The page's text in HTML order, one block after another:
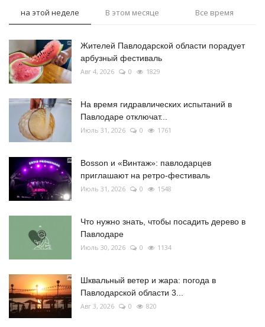
на этой неделе В этом месяце Все время
Жителей Павлодарской области порадует
арбузный фестиваль
Авг 4, 2026 0 1829
На время гидравлических испытаний в
Павлодаре отключат...
Июль 31, 2026 0 1761
Bosson и «Винтаж»: павлодарцев
приглашают на ретро-фестиваль
Июль 31, 2026 0 1548
Что нужно знать, чтобы посадить дерево в
Павлодаре
Июль 30, 2026 0 1134
Шквальный ветер и жара: погода в
Павлодарской области 3...
Авг 3, 2026 0 820